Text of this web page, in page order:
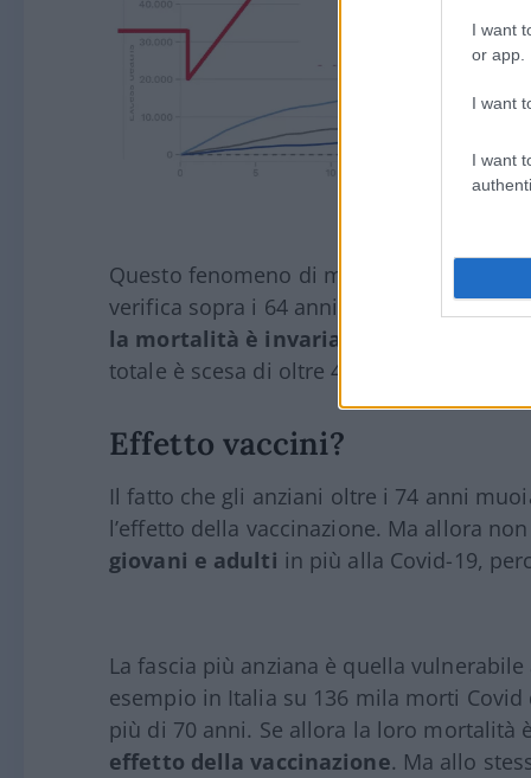
I want
or app.
I want
I want
Questo fenomeno di mortalità in
verifica sopra i 64 anni. Se si controlla
la mortalità è invariata
totale è scesa di oltre 40mila nel 2021
Effetto vaccini?
Il fatto che gli anziani oltre i 74 anni
l’effetto della vaccinazione. Ma allora
giovani e adulti in più alla Covid-19,
La fascia più anziana è quella
esempio in Italia su 136 mila morti
più di 70 anni. Se allora la loro mortalità
effetto della vaccinazione. Ma allo